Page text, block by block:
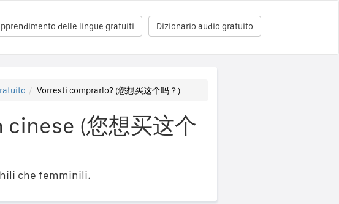
Dizionario audio gratuito
delle lingue gratuiti
Vorresti comprarlo? (您想买这个吗？)
(您想买这个
che femminili.